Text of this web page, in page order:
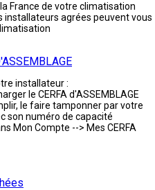
France de votre climatisation
installateurs agrées peuvent vous
installateur :
le CERFA d'ASSEMBLAGE
le faire tamponner par votre
son numéro de capacité
Mon Compte --> Mes CERFA